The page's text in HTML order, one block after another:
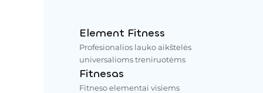
Element Fitness
Profesionalios lauko aikštelės
universalioms treniruotėms
Fitnesas
Fitneso elementai visiems